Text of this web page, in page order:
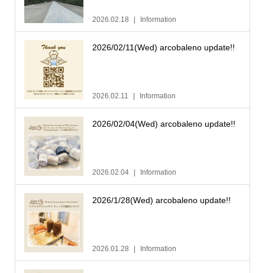
2026.02.18 Information
2026/02/11(Wed) arcobaleno update!!
2026.02.11 Information
2026/02/04(Wed) arcobaleno update!!
2026.02.04 Information
2026/1/28(Wed) arcobaleno update!!
2026.01.28 Information